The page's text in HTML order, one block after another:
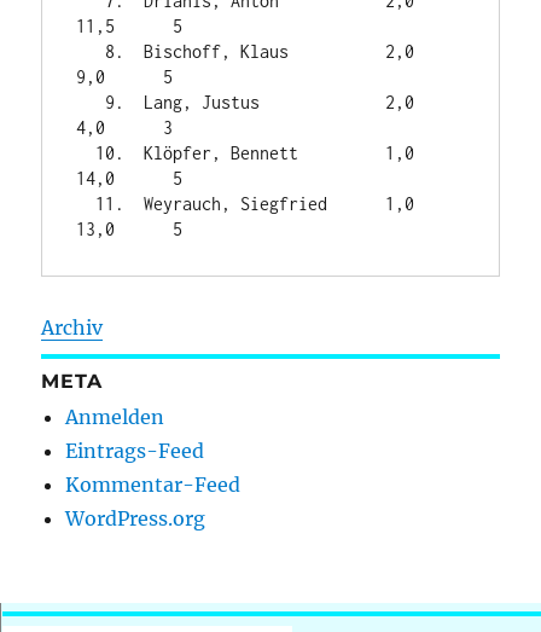
11,5      5
9,0      5
4,0      3
14,0      5
Archiv
META
Anmelden
Eintrags-Feed
Kommentar-Feed
WordPress.org